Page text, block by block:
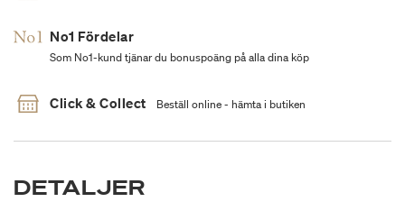
No1 Fördelar
Som No1-kund tjänar du bonuspoäng på alla dina köp
Click & Collect Beställ online - hämta i butiken
DETALJER